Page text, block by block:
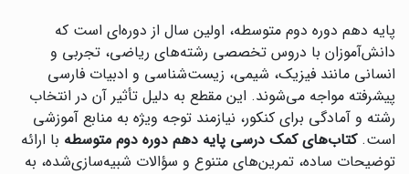
پایه دهم دوره دوم متوسطه، اولین سال از دوره‌ای است که
دانش‌آموزان با دروس تخصصی رشته‌های ریاضی، تجربی و
انسانی مانند فیزیک، شیمی، زیست‌شناسی و ادبیات فارسی
پیشرفته مواجه می‌شوند. این مقطع به دلیل تأثیر آن در انتخاب
رشته و آمادگی برای کنکور، نیازمند توجه ویژه به منابع آموزشی
است.کتاب‌های کمک درسی پایه دهم دوره دوم متوسطه با ارائه
توضیحات ساده، تمرین‌های متنوع و سؤالات شبیه‌سازی‌شده، به